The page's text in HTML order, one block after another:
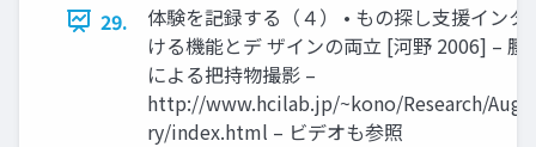
29.
体験を記録する（４） • もの探し支援インタ
ける機能とデ ザインの両立 [河野 2006] – 腰
による把持物撮影 –
http://www.hcilab.jp/~kono/Research/
ry/index.html – ビデオも参照